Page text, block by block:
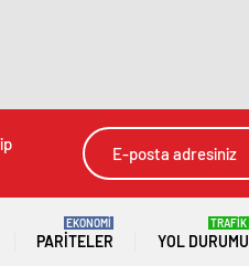
PARITELER
EKONOMİ
YOL DURUMU
TRAFİK